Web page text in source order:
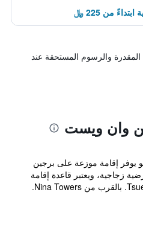
والرسوم المستحقة عند
وان ويست
يوفر إقامة موزعة على برجين
زجاجية، ويعتبر قاعدة إقامة